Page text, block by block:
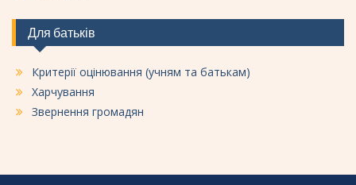
Для батьків
Критерії оцінювання (учням та батькам)
Харчування
Звернення громадян